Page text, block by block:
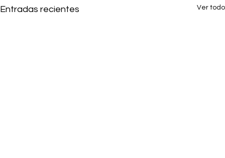
Entradas recientes Ver todo